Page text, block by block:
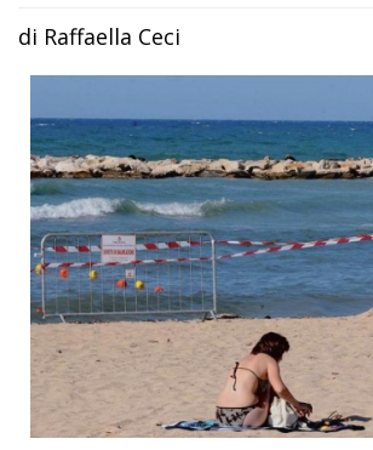
di Raffaella Ceci